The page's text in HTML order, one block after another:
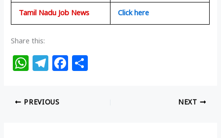
Tamil Nadu Job News Click here
Share this:
W
at
s
T
e
g
F
PREVIOUS NEXT